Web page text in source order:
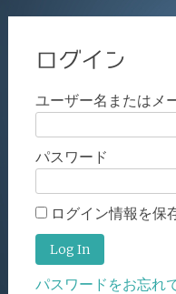
ログイン
ユーザー名またはメ
パスワード
ログイン情報を保
パスワードをお忘れ